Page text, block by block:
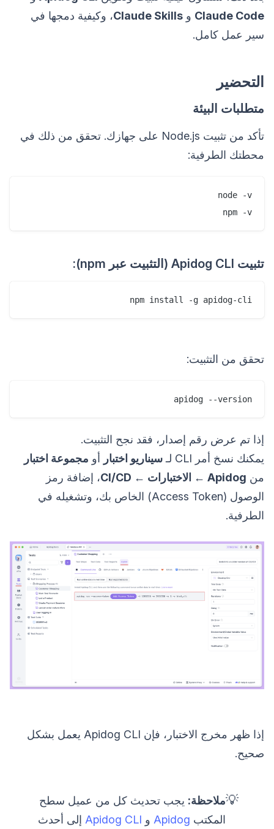
Claude Code و Claude Skills، وكيفية دمجها في
سير عمل كامل.
التحضير
متطلبات البيئة
تأكد من تثبيت Node.js على جهازك. تحقق من ذلك في
محطتك الطرفية:
npm -v
تثبيت Apidog CLI (التثبيت عبر npm):
npm install -g apidog-cli
تحقق من التثبيت:
apidog --version
إذا تم عرض رقم إصدار، فقد نجح التثبيت.
يمكنك نسخ أمر CLI لـ
سيناريو اختبار أو مجموعة اختبار
من Apidog ← الاختبارات ← CI/CD
، إضافة رمز
الوصول (Access Token) الخاص بك، وتشغيله في
الطرفية.
إذا ظهر مخرج الاختبار، فإن Apidog CLI يعمل بشكل
صحيح.
💡ملاحظة: يجب تحديث كل من عميل سطح
المكتب Apidog و Apidog CLI إلى أحدث